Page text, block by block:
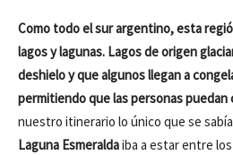
Como todo el sur argentino, esta
lagos y lagunas. Lagos de origen
deshielo y que algunos llegan a
permitiendo que las personas puedan
nuestro itinerario lo único que se
Laguna Esmeraldaiba a estar entre